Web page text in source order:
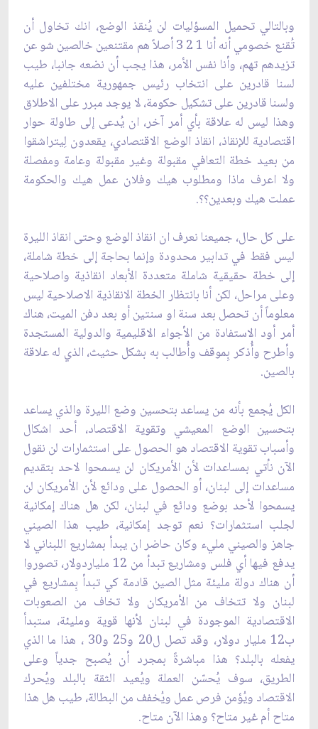
وبالتالي تحميل المسؤليات لن يُنقذ الوضع، انك تخاول أن
تُقنع خصومي أنه أنا 1 2 3 أصلاً هم مقتنعين خالصين شو ‏عن
تزيدهم تهم، وأنا نفس الأمر، هذا يجب أن نضعه جانبا، طيب
لسنا قادرين على انتخاب رئيس جمهورية ‏مختلفين عليه
ولسنا قادرين على تشكيل حكومة، لا يوجد مبرر على الاطلاق
وهذا ليس له علاقة ‏بأي أمر آخر، ان يُدعى إلى طاولة حوار
اقتصادية للإنقاذ، انقاذ الوضع الاقتصادي، يقعدون لِيتراشقوا
من بعيد ‏خطة التعافي مقبولة وغير مقبولة وعامة ومفصلة
ولا اعرف ماذا ومطلوب هيك وفلان عمل هيك ‏والحكومة
عملت هيك وبعدين؟؟.‏
على كل حال، جميعنا نعرف ان انقاذ الوضع وحتى انقاذ الليرة
ليس فقط في تدابير محدودة وإنما ‏بحاجة إلى خطة شاملة،
إلى خطة حقيقية شاملة متعددة الأبعاد انقاذية واصلاحية
وعلى مراحل، ‏لكن أنا بانتظار الخطة الانقاذية الاصلاحية ليس
معلوماً أن تحصل بعد سنة او سنتين أو بعد دفن ‏الميت، هناك
أمر أود الاستفادة من الأجواء الاقليمية والدولية المستجدة
وأطرح وأُذكر بِموقف ‏وأُطالب به بشكل حثيث، الذي له علاقة
بالصين.‏
الكل يُجمع بأنه من يساعد بتحسين وضع الليرة والذي يساعد
بتحسين الوضع المعيشي وتقوية ‏الاقتصاد، أحد اشكال
وأسباب تقوية الاقتصاد هو الحصول على استثمارات لن نقول
الآن نأتي ‏بمساعدات لأن الأمريكان لن يسمحوا لاحد بتقديم
مساعدات إلى لبنان، أو الحصول على ودائع لأن الأمريكان لن
يسمحوا لأحد بوضع ودائع في لبنان، لكن هل هناك إمكانية
‏لجلب استثمارات؟ نعم توجد إمكانية، طيب هذا الصيني
جاهز والصيني مليء وكان حاضر ان يبدأ بمشاريع ‏اللبناني لا
يدفع فيها أي فلس ومشاريع تبدأ من 12 ملياردولار، تصوروا
أن هناك دولة مليئة مثل ‏الصين قادمة كي تبدأ بِمشاريع في
لبنان ولا تتخاف من الأمريكان ولا تخاف من الصعوبات
الاقتصادية ‏الموجودة في لبنان لأنها قوية ومليئة، ستبدأ
ب12 مليار دولار، وقد تصل ل20 و25 و30 ، هذا ما ‏الذي
يفعله بالبلد؟ هذا مباشرةً بمجرد أن يُصبح جدياً وعلى
الطريق، سوف يُحسّن العملة ويُعيد الثقة بالبلد ‏ويُحرك
الاقتصاد ويُؤمن فرص عمل ويُخفف من البطالة، طيب هل هذا
متاح أم غير متاح؟ وهذا الآن متاح.‏